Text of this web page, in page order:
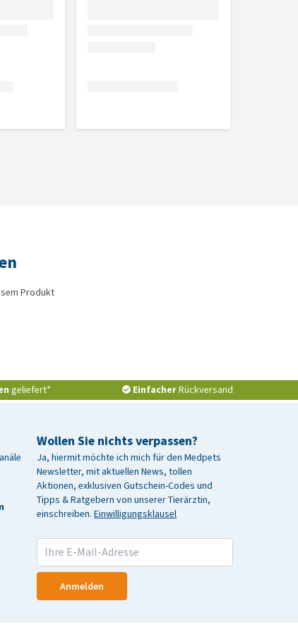
Produkt
geliefert* EinfacherRückversand
Wollen Sie nichts verpassen?
Ja, hiermit möchte ich mich für den Medpets
Newsletter, mit aktuellen News, tollen
Aktionen, exklusiven Gutschein-Codes und
Tipps & Ratgebern von unserer Tierärztin,
einschreiben. Einwilligungsklausel
Anmelden